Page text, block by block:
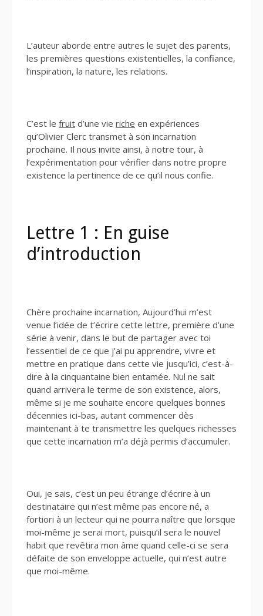
L’auteur aborde entre autres le sujet des parents,
les premières questions existentielles, la confiance,
l’inspiration, la nature, les relations.
C’est le fruit d’une vie riche en expériences
qu’Olivier Clerc transmet à son incarnation
prochaine. Il nous invite ainsi, à notre tour, à
l’expérimentation pour vérifier dans notre propre
existence la pertinence de ce qu’il nous confie.
Lettre 1 : En guise
d’introduction
Chère prochaine incarnation, Aujourd’hui m’est
venue l’idée de t’écrire cette lettre, première d’une
série à venir, dans le but de partager avec toi
l’essentiel de ce que j’ai pu apprendre, vivre et
mettre en pratique dans cette vie jusqu’ici, c’est-à-
dire à la cinquantaine bien entamée. Nul ne sait
quand arrivera le terme de son existence, alors,
même si je me souhaite encore quelques bonnes
décennies ici-bas, autant commencer dès
maintenant à te transmettre les quelques richesses
que cette incarnation m’a déjà permis d’accumuler.
Oui, je sais, c’est un peu étrange d’écrire à un
destinataire qui n’est même pas encore né, a
fortiori à un lecteur qui ne pourra naître que lorsque
moi-même je serai mort, puisqu’il sera le nouvel
habit que revêtira mon âme quand celle-ci se sera
défaite de son enveloppe actuelle, qui n’est autre
que moi-même.